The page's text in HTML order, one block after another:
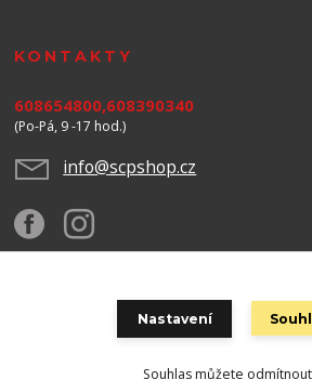
KONTAKTY
608654800,608390340
(Po-Pá, 9 -17 hod.)
info@scpshop.cz
Za obsah těchto stránek odpovídá spol.SCP
Nastavení
Souhlas můžete odmítnout